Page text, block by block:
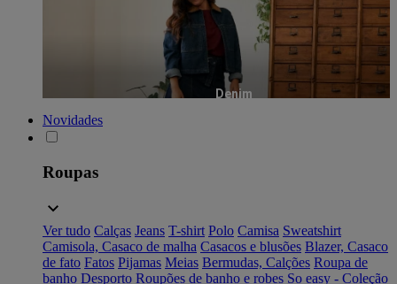
Denim
Novidades
Roupas
Ver tudo Calças Jeans T-shirt Polo Camisa Sweatshirt
Camisola, Casaco de malha Casacos e blusões Blazer, Casaco
de fato Fatos Pijamas Meias Bermudas, Calções Roupa de
banho Desporto Roupões de banho e robes So easy - Coleção